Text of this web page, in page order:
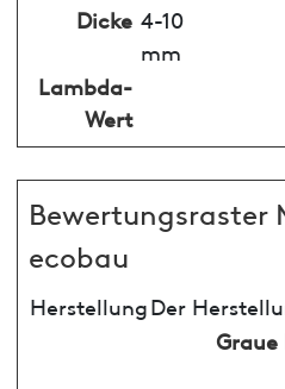
Dicke 4-10
mm
Lambda-
Wert
Bewertungsraster
ecobau
HerstellungDer
Graue